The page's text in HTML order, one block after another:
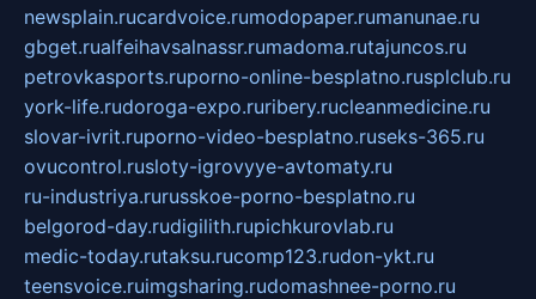
newsplain.rucardvoice.rumodopaper.rumanunae.ru
gbget.rualfeihavsalnassr.rumadoma.rutajuncos.ru
petrovkasports.ruporno-online-besplatno.rusplclub.ru
york-life.rudoroga-expo.ruribery.rucleanmedicine.ru
slovar-ivrit.ruporno-video-besplatno.ruseks-365.ru
ovucontrol.rusloty-igrovyye-avtomaty.ru
ru-industriya.rurusskoe-porno-besplatno.ru
belgorod-day.rudigilith.rupichkurovlab.ru
medic-today.rutaksu.rucomp123.rudon-ykt.ru
teensvoice.ruimgsharing.rudomashnee-porno.ru